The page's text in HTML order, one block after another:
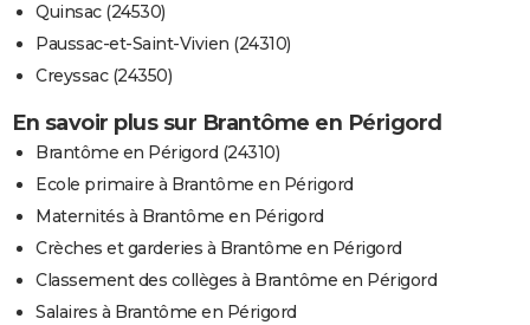
Quinsac (24530)
Paussac-et-Saint-Vivien (24310)
Creyssac (24350)
En savoir plus sur Brantôme en Périgord
Brantôme en Périgord (24310)
Ecole primaire à Brantôme en Périgord
Maternités à Brantôme en Périgord
Crèches et garderies à Brantôme en Périgord
Classement des collèges à Brantôme en Périgord
Salaires à Brantôme en Périgord